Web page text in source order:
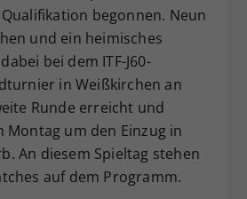
begonnen. Neun
und ein heimisches
bei dem ITF-J60-
in Weißkirchen an
Runde erreicht und
Montag um den Einzug in
An diesem Spieltag stehen
auf dem Programm.
Wert speichert Ihre Consent-
Unter anderem eine
generierte ID, für die
Speicherung Ihrer
Einstellungen, falls der